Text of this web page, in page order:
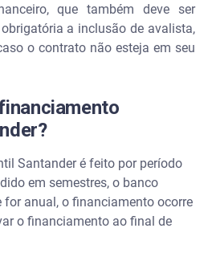
que também deve ser
a inclusão de avalista,
o contrato não esteja em seu
Santander é feito por período
em semestres, o banco
for anual, o financiamento ocorre
o financiamento ao final de